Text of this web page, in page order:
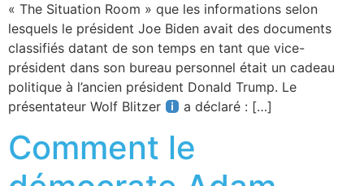
« The Situation Room » que les informations selon
lesquels le président Joe Biden avait des documents
classifiés datant de son temps en tant que vice-
président dans son bureau personnel était un cadeau
politique à l’ancien président Donald Trump. Le
présentateur Wolf Blitzer
a déclaré : […]
Comment le